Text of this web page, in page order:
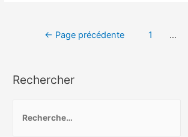
Navigation
articles
← Page précédente 1 …
Rechercher